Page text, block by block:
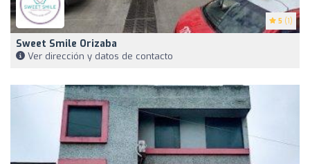
5 (1)
Sweet Smile Orizaba
Ver dirección y datos de contacto